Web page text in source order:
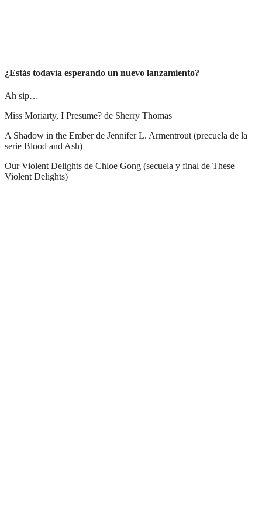
¿Estás todavía esperando un nuevo lanzamiento?
Ah sip…
Miss Moriarty, I Presume? de Sherry Thomas
A Shadow in the Ember de Jennifer L. Armentrout (precuela de la
serie Blood and Ash)
Our Violent Delights de Chloe Gong (secuela y final de These
Violent Delights)